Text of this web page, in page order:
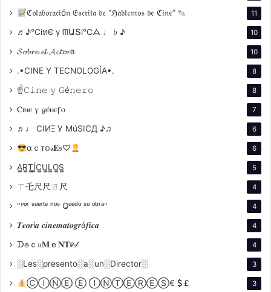
pilar de apoyo para sus hijos, enfatizando la
importancia de la resiliencia y el amor familiar.
Tras su separación en 1985, Redford encontró un
nuevo amor en Sibylle Szaggars, con quien se casó en
medio ambiente, y han sido reconocidos por su
compromiso con causas ecológicas. La vida de
Redford es un recordatorio de que, aunque la fama
puede brindar éxito, también conlleva desafíos que se
ℭ𝔬𝔩𝔞𝔟𝔬𝔯𝔞𝔠𝔦ó𝔫 𝔈𝔰𝔠𝔯𝔦𝔱𝔞 𝔡𝔢 “ℌ𝔞𝔟𝔩𝔢𝔪𝔬𝔰 𝔡𝔢 ℭ𝔦𝔫𝔢” ✎ 11
♬♪℃іทЄ ү ᗰԱՏі℃ᗋ ♩ ♭ ♪ 10
𝓢𝓸𝓫𝓻𝓮 𝓮𝓵 𝓐𝓬𝓽𝓸𝓻a 10
.•CINE Y TECNOLOGÍA•. 8
☝𝙲𝚒𝚗𝚎 𝚢 𝙶é𝚗𝚎𝚛𝚘 8
Ⲥⲓⲛⲉ ⲩ 𝓰ⲉ́ⲛⲉꞅⲟ 7
♬♩ CIИΞ У MúSICД ♪♫ 6
αｃт𝕠𝓇𝐄𝔰♡ 6
A̳R̳T̳Í̳C̳U̳L̳O̳S̳ 5
ㄒ乇尺尺ㄖ尺 4
"ᴾᵒʳ ˢᵘᵉʳᵗᵉ ⁿᵒˢ Qᵘᵉᵈᵒ ˢᵘ ᵒᵇʳᵃ" 4
𝑻𝒆𝒐𝒓í𝒂 𝒄𝒊𝒏𝒆𝒎𝒂𝒕𝒐𝒈𝒓á𝒇𝒊𝒄𝒂 4
ᗪ๏ｃ𝔲𝐌ｅ𝐍𝐓ค𝓁 4
░Les░presento░a░un░Director░ 3
ⒸⒾⓃⒺ Ⓔ ⒾⓃⓉⒺⓇⒺⓈ€ £ 3